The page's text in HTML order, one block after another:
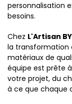
personnalisation
besoins.
Chez L'Artisan BY
la transformation
matériaux de
équipe est prête
votre projet, du
à ce que chaque